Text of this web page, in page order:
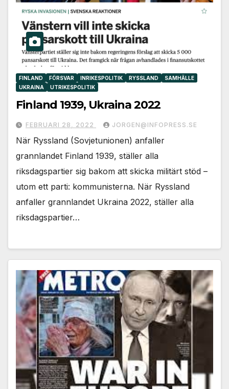
FINLAND FÖRSVAR INRIKESPOLITIK RYSSLAND
SAMHÄLLE
UKRAINA
UTRIKESPOLITIK
Finland 1939, Ukraina 2022
FEBRUARI 28, 2022 JORGEN@INFOPRESS.SE
När Ryssland (Sovjetunionen) anfaller
grannlandet Finland 1939, ställer alla
riksdagspartier sig bakom att skicka militärt stöd –
utom ett parti: kommunisterna. När Ryssland
anfaller grannlandet Ukraina 2022, ställer alla
riksdagspartier…